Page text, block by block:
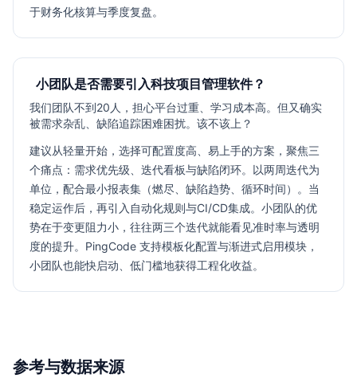
于财务化核算与季度复盘。
小团队是否需要引入科技项目管理软件？
我们团队不到20人，担心平台过重、学习成本高。但又确实
被需求杂乱、缺陷追踪困难困扰。该不该上？
建议从轻量开始，选择可配置度高、易上手的方案，聚焦三
个痛点：需求优先级、迭代看板与缺陷闭环。以两周迭代为
单位，配合最小报表集（燃尽、缺陷趋势、循环时间）。当
稳定运作后，再引入自动化规则与CI/CD集成。小团队的优
势在于变更阻力小，往往两三个迭代就能看见准时率与透明
度的提升。PingCode 支持模板化配置与渐进式启用模块，
小团队也能快启动、低门槛地获得工程化收益。
参考与数据来源